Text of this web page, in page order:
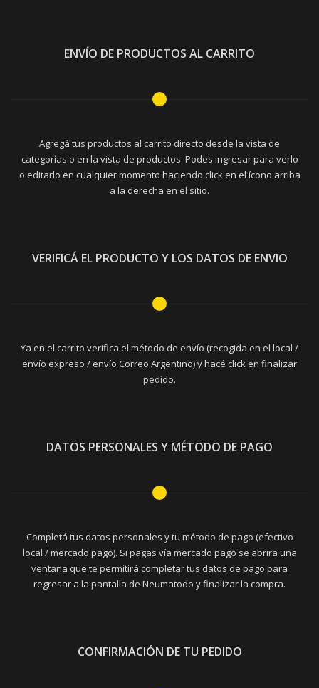
ENVÍO DE PRODUCTOS AL CARRITO
Agregá tus productos al carrito directo desde la vista de
categorías o en la vista de productos. Podes ingresar para verlo
o editarlo en cualquier momento haciendo click en el ícono arriba
a la derecha en el sitio.
VERIFICÁ EL PRODUCTO Y LOS DATOS DE ENVIO
Ya en el carrito verifica el método de envío (recogida en el local /
envío expreso / envío Correo Argentino) y hacé click en finalizar
pedido.
DATOS PERSONALES Y MÉTODO DE PAGO
Completá tus datos personales y tu método de pago (efectivo
local / mercado pago). Si pagas vía mercado pago se abrira una
ventana que te permitirá completar tus datos de pago para
regresar a la pantalla de Neumatodo y finalizar la compra.
CONFIRMACIÓN DE TU PEDIDO